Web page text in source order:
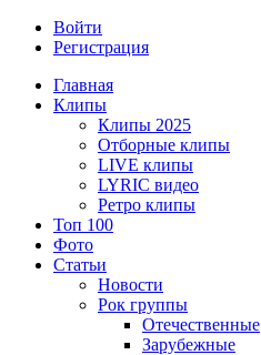
Войти
Регистрация
Главная
Клипы
Клипы 2025
Отборные клипы
LIVE клипы
LYRIC видео
Ретро клипы
Топ 100
Фото
Статьи
Новости
Рок группы
Отечественные
Зарубежные